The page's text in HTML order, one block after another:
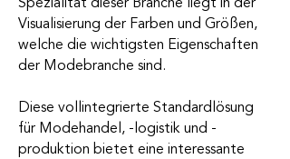
Visualisierung der Farben und Größen,
welche die wichtigsten Eigenschaften
der Modebranche sind.
Diese vollintegrierte Standardlösung
für Modehandel, -logistik und -
produktion bietet eine interessante